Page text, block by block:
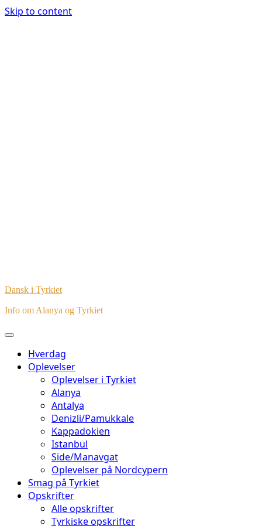
Skip to content
Dansk i Tyrkiet
Info om Alanya og Tyrkiet
Hverdag
Oplevelser
Oplevelser i Tyrkiet
Alanya
Antalya
Denizli/Pamukkale
Kappadokien
Istanbul
Side/Manavgat
Oplevelser på Nordcypern
Smag på Tyrkiet
Opskrifter
Alle opskrifter
Tyrkiske opskrifter